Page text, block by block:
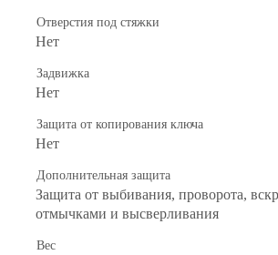
Отверстия под стяжки
Нет
Задвижка
Нет
Защита от копирования ключа
Нет
Дополнительная защита
Защита от выбивания, проворота,
отмычками и высверливания
Вес